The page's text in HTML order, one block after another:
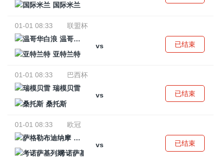
国际米兰
01-01 08:33
联盟杯
温哥华白浪
vs
亚特兰特
已结束
01-01 08:33
巴西杯
瑞模贝雷
vs
桑托斯
已结束
01-01 08:33
欧冠
萨格勒布迪纳摩
vs
考诺萨基列斯
已结束